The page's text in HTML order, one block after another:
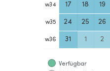
w34 17 18 19
w35 24 25 26
w36 31 1 2
Verfügbar